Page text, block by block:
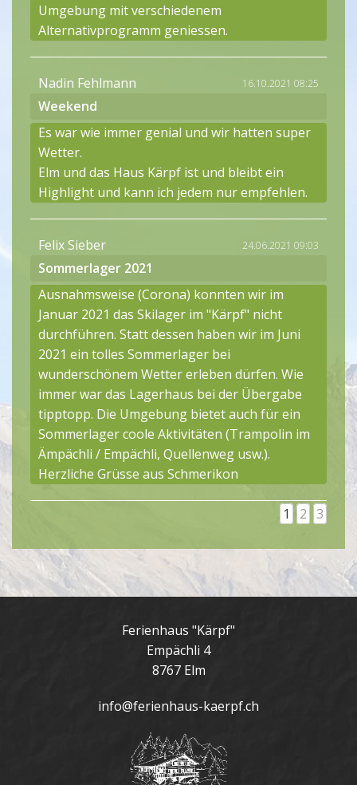
Umgebung mit verschiedenem
Alternativprogramm geniessen.
16.10.2021 08:25
Nadin Fehlmann
Weekend
Es war wie immer genial und wir hatten super
Wetter.
Elm und das Haus Kärpf ist und bleibt ein
Highlight und kann ich jedem nur empfehlen.
24.06.2021 09:03
Felix Sieber
Sommerlager 2021
Ausnahmsweise (Corona) konnten wir im
Januar 2021 das Skilager im "Kärpf" nicht
durchführen. Statt dessen haben wir im Juni
2021 ein tolles Sommerlager bei
wunderschönem Wetter erleben dürfen. Wie
immer war das Lagerhaus bei der Übergabe
tipptopp. Die Umgebung bietet auch für ein
Sommerlager coole Aktivitäten (Trampolin im
Ämpächli / Empächli, Quellenweg usw.).
Herzliche Grüsse aus Schmerikon
1 2 3
Ferienhaus "Kärpf"
Empächli 4
8767 Elm
info@ferienhaus-kaerpf.ch